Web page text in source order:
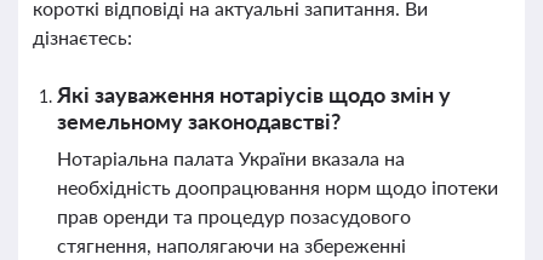
короткі відповіді на актуальні запитання. Ви
дізнаєтесь:
Які зауваження нотаріусів щодо змін у
земельному законодавстві?
Нотаріальна палата України вказала на
необхідність доопрацювання норм щодо іпотеки
прав оренди та процедур позасудового
стягнення, наполягаючи на збереженні